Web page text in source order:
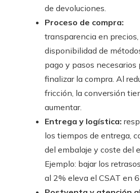
de devoluciones.
Proceso de compra:
transparencia en precios,
disponibilidad de
pago y pasos necesarios
finalizar la compra. Al
fricción, la conversión
aumentar.
Entrega y logística:
los tiempos de entrega,
del embalaje y coste del
Ejemplo: bajar los
al 2% eleva el CSAT en